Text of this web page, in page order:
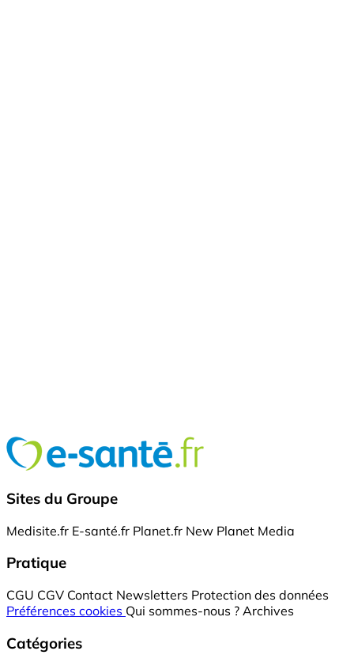
Sites du Groupe
Medisite.fr E-santé.fr Planet.fr New Planet Media
Pratique
CGU CGV Contact Newsletters Protection des données
Préférences cookies Qui sommes-nous ? Archives
Catégories